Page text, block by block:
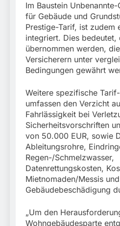
Im Baustein
für Gebäude und
Prestige-Tarif, ist zudem
integriert. Dies bedeutet,
übernommen werden,
Versicherern unter
Bedingungen gewährt
Weitere spezifische
umfassen den Verzicht
Fahrlässigkeit bei
Sicherheitsvorschriften
von 50.000 EUR, sowie
Ableitungsrohre,
Regen-/Schmelzwasser,
Datenrettungskosten,
Mietnomaden/Messis und
Gebäudebeschädigung
„Um den
Wohngebäudesparte